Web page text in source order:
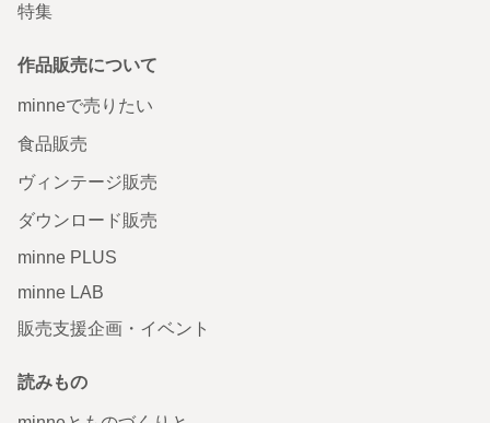
特集
作品販売について
minneで売りたい
食品販売
ヴィンテージ販売
ダウンロード販売
minne PLUS
minne LAB
販売支援企画・イベント
読みもの